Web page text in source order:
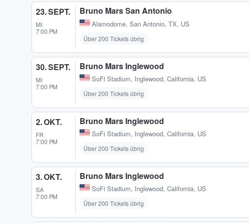
23. SEPT.
MI
7:00 PM
Bruno Mars San Antonio
Alamodome, San Antonio, TX, US
Über 200 Tickets übrig
30. SEPT.
MI
7:00 PM
Bruno Mars Inglewood
SoFi Stadium, Inglewood, California, US
Über 200 Tickets übrig
2. OKT.
FR
7:00 PM
Bruno Mars Inglewood
SoFi Stadium, Inglewood, California, US
Über 200 Tickets übrig
3. OKT.
SA
7:00 PM
Bruno Mars Inglewood
SoFi Stadium, Inglewood, California, US
Über 200 Tickets übrig